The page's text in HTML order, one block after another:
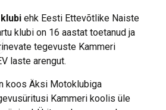
ehk Eesti Ettevõtlike Naiste
klubi on 16 aastat toetanud ja
tegevuste Kammeri
laste arengut.
koos Äksi Motoklubiga
Kammeri koolis üle